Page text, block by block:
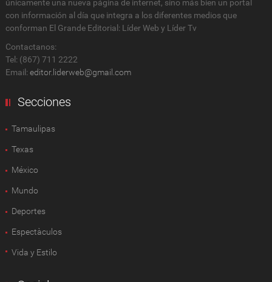
únicamente una nueva página de internet, sino más bien un portal
con información al día que integra a los diferentes medios que
conforman El Grande Editorial: Líder Web y Líder Tv
Contactanos:
Tel: (867) 711 2222
Email: editor.liderweb@gmail.com
Secciones
Tamaulipas
Texas
México
Mundo
Deportes
Espectàculos
Vida y Estilo